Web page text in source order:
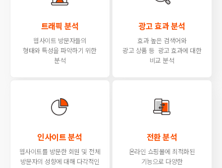
트래픽 분석
웹사이트 방문자들의
형태와 특성을 파악하기 위한
분석
광고 효과 분석
효과 높은 검색어와
광고 상품 등 광고 효과에 대한
비교 분석
인사이트 분석
웹사이트를 방문한 회원 및 전체
방문자의 성향에 대해 다각적인
전환 분석
온라인 쇼핑몰에 최적화된
기능으로 다양한